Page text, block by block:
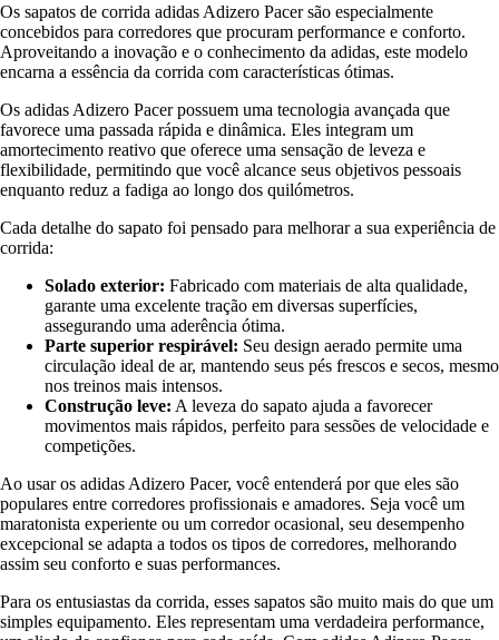
Os sapatos de corrida adidas Adizero Pacer são especialmente
concebidos para corredores que procuram performance e conforto.
Aproveitando a inovação e o conhecimento da adidas, este modelo
encarna a essência da corrida com características ótimas.
Os adidas Adizero Pacer possuem uma tecnologia avançada que
favorece uma passada rápida e dinâmica. Eles integram um
amortecimento reativo que oferece uma sensação de leveza e
flexibilidade, permitindo que você alcance seus objetivos pessoais
enquanto reduz a fadiga ao longo dos quilómetros.
Cada detalhe do sapato foi pensado para melhorar a sua experiência de
corrida:
Solado exterior: Fabricado com materiais de alta qualidade,
garante uma excelente tração em diversas superfícies,
assegurando uma aderência ótima.
Parte superior respirável: Seu design aerado permite uma
circulação ideal de ar, mantendo seus pés frescos e secos, mesmo
nos treinos mais intensos.
Construção leve: A leveza do sapato ajuda a favorecer
movimentos mais rápidos, perfeito para sessões de velocidade e
competições.
Ao usar os adidas Adizero Pacer, você entenderá por que eles são
populares entre corredores profissionais e amadores. Seja você um
maratonista experiente ou um corredor ocasional, seu desempenho
excepcional se adapta a todos os tipos de corredores, melhorando
assim seu conforto e suas performances.
Para os entusiastas da corrida, esses sapatos são muito mais do que um
simples equipamento. Eles representam uma verdadeira performance,